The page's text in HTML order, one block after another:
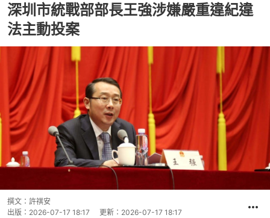
深圳市統戰部部長王強涉嫌嚴重違紀違
法主動投案
撰文： 許祺安
出版： 2026-07-17 18:17 更新： 2026-07-17 18:17